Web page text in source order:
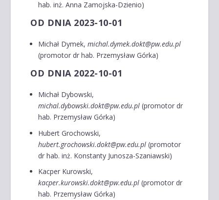
hab. inż. Anna Zamojska-Dzienio)
OD DNIA 2023-10-01
Michał Dymek,michal.dymek.dokt@pw.edu.pl
(promotor dr hab. Przemysław Górka)
OD DNIA 2022-10-01
Michał Dybowski,
michal.dybowski.dokt@pw.edu.pl (promotor dr
hab. Przemysław Górka)
Hubert Grochowski,
hubert.grochowski.dokt@pw.edu.pl (promotor
dr hab. inż. Konstanty Junosza-Szaniawski)
Kacper Kurowski,
kacper.kurowski.dokt@pw.edu.pl (promotor dr
hab. Przemysław Górka)